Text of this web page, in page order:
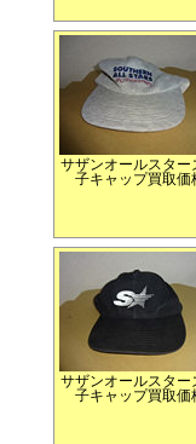
サザンオールスター
子キャップ買取価
サザンオールスター
子キャップ買取価